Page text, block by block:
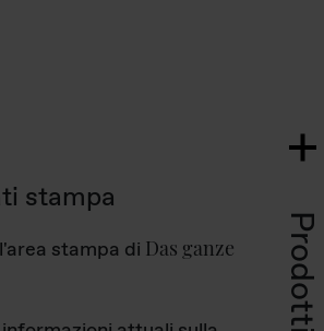
Prodotti
stampa
stampa di Das ganze